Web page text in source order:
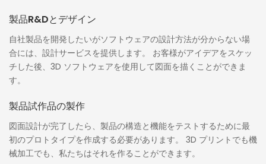
製品R&Dとデザイン
自社製品を開発したいがソフトウェアの設計方法が分からない場
合には、設計サービスを提供します。 お客様がアイデアをスケッ
チした後、3D ソフトウェアを使用して図面を描くことができま
す。
製品試作品の製作
図面設計が完了したら、製品の構造と機能をテストするために最
初のプロトタイプを作成する必要があります。 3D プリントでも機
械加工でも、私たちはそれを作ることができます。